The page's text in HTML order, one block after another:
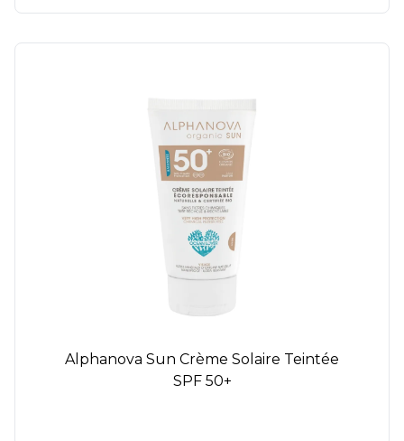
Alphanova Sun Crème Solaire Teintée
SPF 50+